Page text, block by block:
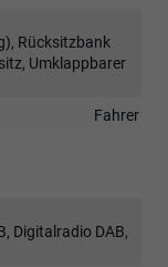
Rücksitzbank
Umklappbarer
Fahrer
Digitalradio DAB,